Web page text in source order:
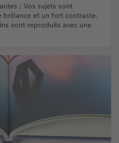
: Vos sujets sont
brillance et un fort contraste.
sont reproduits avec une